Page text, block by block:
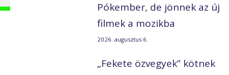
Pókember, de jönnek az új
filmek a mozikba
2026. augusztus 6.
„Fekete özvegyek” kötnek